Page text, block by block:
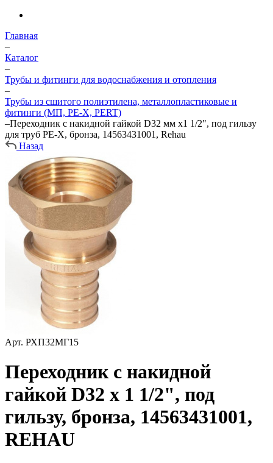
Главная
–
Каталог
–
Трубы и фитинги для водоснабжения и отопления
–
Трубы из сшитого полиэтилена, металлопластиковые и
фитинги (МП, PE-X, PERT)
–Переходник с накидной гайкой D32 мм х1 1/2", под гильзу
для труб PE-X, бронза, 14563431001, Rehau
Назад
Арт. РХП32МГ15
Переходник с накидной
гайкой D32 х 1 1/2", под
гильзу, бронза, 14563431001,
REHAU